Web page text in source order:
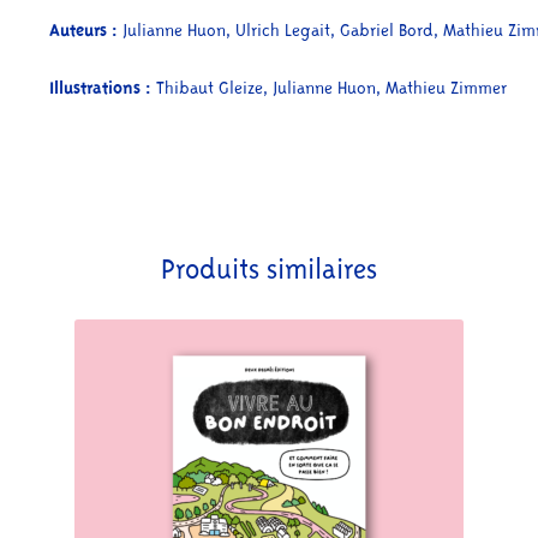
Auteurs : Julianne Huon, Ulrich Legait, Gabriel Bord, Mathieu
Illustrations : Thibaut Gleize, Julianne Huon, Mathieu Zimmer
Produits similaires